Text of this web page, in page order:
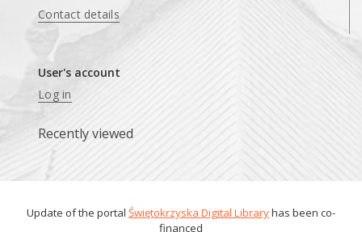
Contact details
User's account
Log in
Recently viewed
Update of the portal Świętokrzyska Digital Libraryhas been co-
financed